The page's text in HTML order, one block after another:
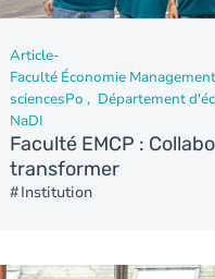
Article-
Faculté Économie
sciencesPo
Département
NaDI
Faculté EMCP :
transformer
Institution